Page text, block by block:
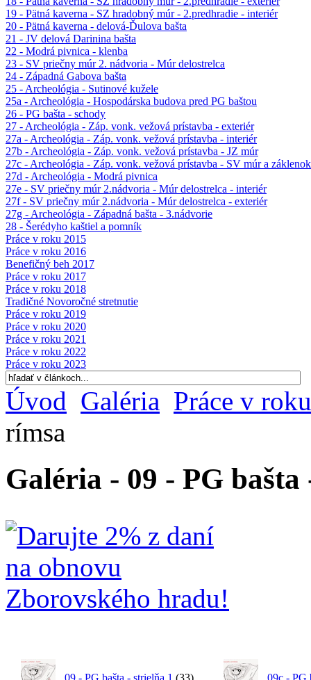
19 - Pätná kaverna - SZ hradobný múr - 2.predhradie - interiér
20 - Pätná kaverna - delová-Ďulova bašta
21 - JV delová Darinina bašta
22 - Modrá pivnica - klenba
23 - SV priečny múr 2. nádvoria - Múr delostrelca
24 - Západná Gabova bašta
25 - Archeológia - Sutinové kužele
25a - Archeológia - Hospodárska budova pred PG baštou
26 - PG bašta - schody
27 - Archeológia - Záp. vonk. vežová prístavba - exteriér
27a - Archeológia - Záp. vonk. vežová prístavba - interiér
27b - Archeológia - Záp. vonk. vežová prístavba - JZ múr
27c - Archeológia - Záp. vonk. vežová prístavba - SV múr a záklenok
27d - Archeológia - Modrá pivnica
27e - SV priečny múr 2.nádvoria - Múr delostrelca - interiér
27f - SV priečny múr 2.nádvoria - Múr delostrelca - exteriér
27g - Archeológia - Západná bašta - 3.nádvorie
28 - Šerédyho kaštiel a pomník
Práce v roku 2015
Práce v roku 2016
Benefičný beh 2017
Práce v roku 2017
Práce v roku 2018
Tradičné Novoročné stretnutie
Práce v roku 2019
Práce v roku 2020
Práce v roku 2021
Práce v roku 2022
Práce v roku 2023
Úvod Galéria Práce v
rímsa
Galéria - 09 - PG
09 - PG bašta - strielňa 1 (33) 09c - PG